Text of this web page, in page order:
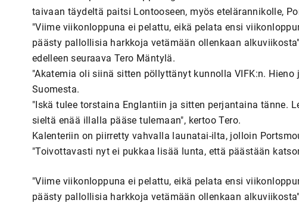
taivaan täydeltä paitsi Lontooseen, myös etelärannikolle,
"Viime viikonloppuna ei pelattu, eikä pelata ensi
päästy pallollisia harkkoja vetämään ollenkaan
edelleen seuraava Tero Mäntylä.
"Akatemia oli siinä sitten pöllyttänyt kunnolla VIFK:n.
Suomesta.
"Iskä tulee torstaina Englantiin ja sitten perjantaina tänne.
sieltä enää illalla pääse tulemaan", kertoo Tero.
Kalenteriin on piirretty vahvalla launatai-ilta, jolloin
"Toivottavasti nyt ei pukkaa lisää lunta, että päästään
"Viime viikonloppuna ei pelattu, eikä pelata ensi
päästy pallollisia harkkoja vetämään ollenkaan